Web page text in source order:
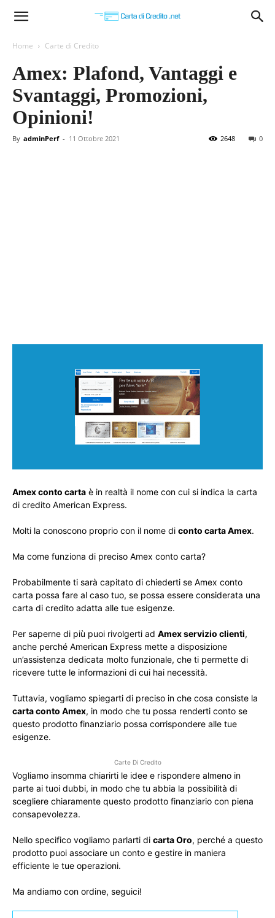
Carta
Credito
Home Carte di Credito
Amex: Plafond, Vantaggi e
Svantaggi, Promozioni,
Opinioni!
By adminPerf - 11 Ottobre 2021 0
2648
Amex conto carta è in realtà il nome con cui si indica la carta
di credito American Express.
Molti la conoscono proprio con il nome di conto carta Amex.
Ma come funziona di preciso Amex conto carta?
Probabilmente ti sarà capitato di chiederti se Amex conto
carta possa fare al caso tuo, se possa essere considerata una
carta di credito adatta alle tue esigenze.
Per saperne di più puoi rivolgerti ad Amex servizio clienti,
anche perché American Express mette a disposizione
un’assistenza dedicata molto funzionale, che ti permette di
ricevere tutte le informazioni di cui hai necessità.
Tuttavia, vogliamo spiegarti di preciso in che cosa consiste la
carta conto Amex, in modo che tu possa renderti conto se
questo prodotto finanziario possa corrispondere alle tue
esigenze.
Carte Di Credito
Vogliamo insomma chiarirti le idee e rispondere almeno in
parte ai tuoi dubbi, in modo che tu abbia la possibilità di
scegliere chiaramente questo prodotto finanziario con piena
consapevolezza.
Nello specifico vogliamo parlarti di carta Oro, perché a questo
prodotto puoi associare un conto e gestire in maniera
efficiente le tue operazioni.
Ma andiamo con ordine, seguici!